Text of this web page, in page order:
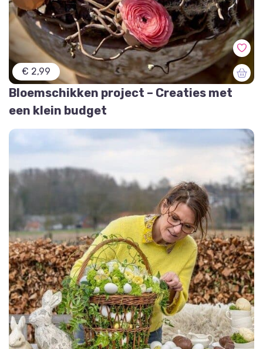
€ 2,99
Bloemschikken project – Creaties met
een klein budget